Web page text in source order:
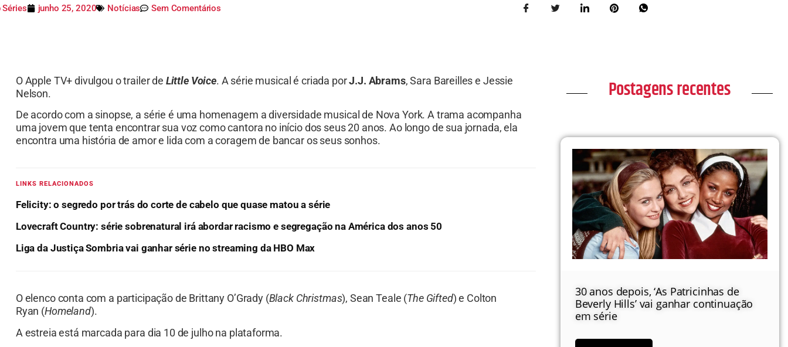
Séries junho 25, 2020 Notícias Sem Comentários
O Apple TV+ divulgou o trailer de Little Voice. A série musical é criada porJ.J. Abrams, Sara Bareilles e Jessie
Nelson.
De acordo com a sinopse, a série é uma homenagem a diversidade musical de Nova York. A trama acompanha
uma jovem que tenta encontrar sua voz como cantora no início dos seus 20 anos. Ao longo de sua jornada, ela
encontra uma história de amor e lida com a coragem de bancar os seus sonhos.
LINKS RELACIONADOS
Felicity: o segredo por trás do corte de cabelo que quase matou a série
Lovecraft Country: série sobrenatural irá abordar racismo e segregação na América dos anos 50
Liga da Justiça Sombria vai ganhar série no streaming da HBO Max
O elenco conta com a participação de Brittany O’Grady (Black Christmas), Sean Teale (The Gifted) e Colton
Ryan (Homeland).
A estreia está marcada para dia 10 de julho na plataforma.
Postagens recentes
30 anos depois, ‘As Patricinhas de
Beverly Hills’ vai ganhar continuação
em série